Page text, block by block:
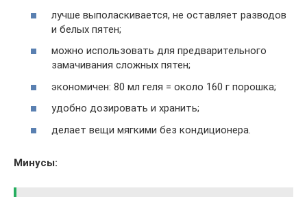
лучше выполаскивается, не оставляет разводов
и белых пятен;
можно использовать для предварительного
замачивания сложных пятен;
экономичен: 80 мл геля = около 160 г порошка;
удобно дозировать и хранить;
делает вещи мягкими без кондиционера.
Минусы: